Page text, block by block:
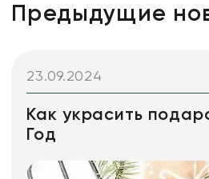
Предыдущие
23.09.2024
Как украсить
Год